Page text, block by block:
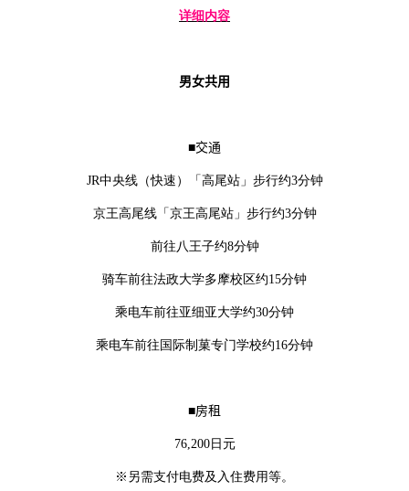
详细内容
男女共用
■交通
JR中央线（快速）「高尾站」步行约3分钟
京王高尾线「京王高尾站」步行约3分钟
前往八王子约8分钟
骑车前往法政大学多摩校区约15分钟
乘电车前往亚细亚大学约30分钟
乘电车前往国际制菓专门学校约16分钟
■房租
76,200日元
※另需支付电费及入住费用等。